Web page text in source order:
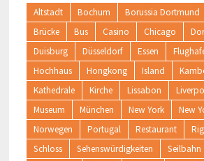
Altstadt Bochum Borussia Dortmund
Brücke
Bus Casino Chicago
Duisburg
Düsseldorf Essen
Hochhaus
Hongkong Island
Kathedrale
Kirche Lissabon
Museum
München New York
New
Norwegen
Portugal Restaurant
Schloss
Sehenswürdigkeiten Seilbahn